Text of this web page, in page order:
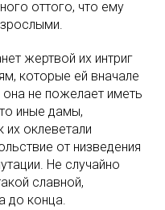
оттого, что ему
жертвой их интриг
которые ей вначале
не пожелает иметь
иные дамы,
их оклеветали
от низведения
Не случайно
славной,
до конца.